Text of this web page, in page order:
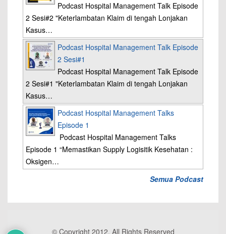
Podcast Hospital Management Talk Episode
2 Sesi#2 "Keterlambatan Klaim di tengah Lonjakan
Kasus…
Podcast Hospital Management Talk Episode
2 Sesi#1
Podcast Hospital Management Talk Episode
2 Sesi#1 "Keterlambatan Klaim di tengah Lonjakan
Kasus…
Podcast Hospital Management Talks
Episode 1
Podcast Hospital Management Talks
Episode 1 “Memastikan Supply Logisitik Kesehatan :
Oksigen…
Semua Podcast
© Copyright 2012, All Rights Reserved